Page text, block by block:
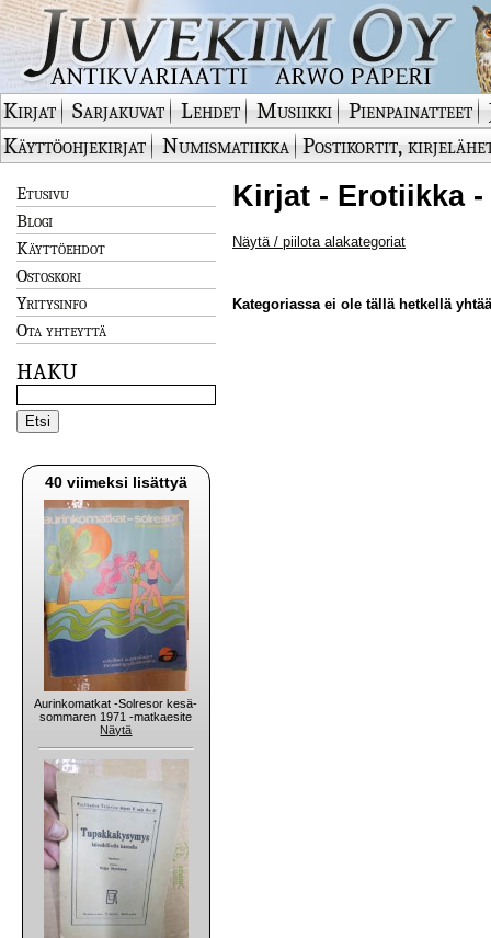
Kirjat Sarjakuvat Lehdet Musiikki Pienpainatteet
Käyttöohjekirjat
Numismatiikka Postikortit,
Etusivu
Blogi
Käyttöehdot
Ostoskori
Yritysinfo
Ota yhteyttä
HAKU
40 viimeksi lisättyä
Aurinkomatkat -Solresor kesä-
sommaren 1971 -matkaesite
Näytä
Kirjat - Erotiikka
Näytä / piilota alakategoriat
Kategoriassa ei ole tällä hetkellä